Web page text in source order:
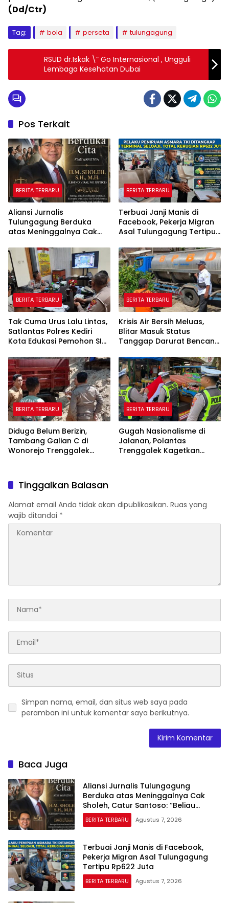
(Dd/Ctr)
Tag: bola perseta tulungagung
RSUD dr.Iskak \” Go Internasional , Ungguli
Lembaga Kesehatan Dubai
Pos Terkait
BERITA TERBARU
Aliansi Jurnalis
Tulungagung Berduka
atas Meninggalnya Cak
“Beliau Pejuang Keadilan
yang Vokal”
BERITA TERBARU
Terbuai Janji Manis di
Facebook, Pekerja Migran
Asal Tulungagung Tertipu
BERITA TERBARU
Tak Cuma Urus Lalu Lintas,
Satlantas Polres Kediri
Kota Edukasi Pemohon SIM
Pelatihan AI
BERITA TERBARU
Krisis Air Bersih Meluas,
Blitar Masuk Status
Tanggap Darurat Bencana
BERITA TERBARU
Diduga Belum Berizin,
Tambang Galian C di
Wonorejo Trenggalek
BERITA TERBARU
Gugah Nasionalisme di
Jalanan, Polantas
Trenggalek Kagetkan
Tinggalkan Balasan
Alamat email Anda tidak akan dipublikasikan. Ruas yang
wajib ditandai *
Simpan nama, email, dan situs web saya pada
peramban ini untuk komentar saya berikutnya.
Baca Juga
Aliansi Jurnalis Tulungagung
Berduka atas Meninggalnya Cak
Sholeh, Catur Santoso: “Beliau
Pejuang Keadilan yang Vokal”
BERITA TERBARU Agustus 7, 2026
Terbuai Janji Manis di Facebook,
Pekerja Migran Asal Tulungagung
Tertipu Rp622 Juta
BERITA TERBARU Agustus 7, 2026